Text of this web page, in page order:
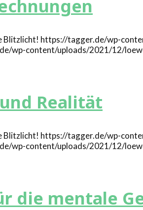
https://tagger.de/wp-
wp-content/uploads/2021/12/
Realität
https://tagger.de/wp-
wp-content/uploads/2021/12/
die mentale